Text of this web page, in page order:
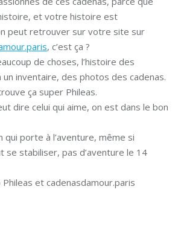
et votre histoire est
peut retrouver sur votre site sur
, c’est ça ?
de choses, l’histoire des
un inventaire, des photos des cadenas.
ça super Phileas.
dire celui qui aime, on est dans le bon
qui porte à l’aventure, même si
se stabiliser, pas d’aventure le 14
et cadenasdamour.paris